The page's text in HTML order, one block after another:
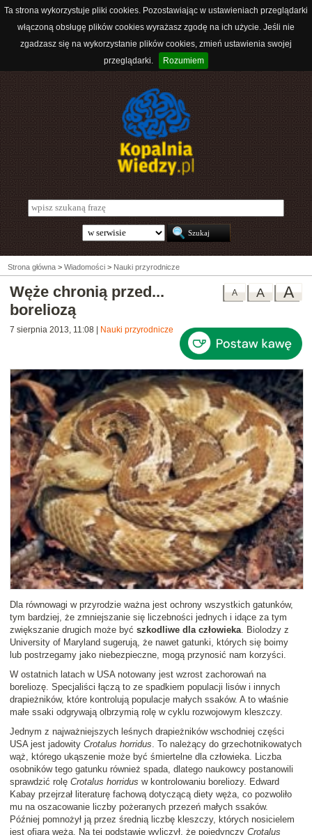
Ta strona wykorzystuje pliki cookies. Pozostawiając w ustawieniach przeglądarki
włączoną obsługę plików cookies wyrażasz zgodę na ich użycie. Jeśli nie
zgadzasz się na wykorzystanie plików cookies, zmień ustawienia swojej
przeglądarki.
Rozumiem
Strona główna > Wiadomości > Nauki przyrodnicze
A
A
A
Węże chronią przed...
boreliozą
7 sierpnia 2013, 11:08 Nauki przyrodnicze
Dla równowagi w przyrodzie ważna jest ochrony wszystkich gatunków,
tym bardziej, że zmniejszanie się liczebności jednych i idące za tym
zwiększanie drugich może być szkodliwe dla człowieka. Biolodzy z
University of Maryland sugerują, że nawet gatunki, których się boimy
lub postrzegamy jako niebezpieczne, mogą przynosić nam korzyści.
W ostatnich latach w USA notowany jest wzrost zachorowań na
boreliozę. Specjaliści łączą to ze spadkiem populacji lisów i innych
drapieżników, które kontrolują populacje małych ssaków. A to właśnie
małe ssaki odgrywają olbrzymią rolę w cyklu rozwojowym kleszczy.
Jednym z najważniejszych leśnych drapieżników wschodniej części
USA jest jadowity Crotalus horridus. To należący do grzechotnikowatych
wąż, którego ukąszenie może być śmiertelne dla człowieka. Liczba
osobników tego gatunku również spada, dlatego naukowcy postanowili
sprawdzić rolę Crotalus horridus w kontrolowaniu boreliozy. Edward
Kabay przejrzał literaturę fachową dotyczącą diety węża, co pozwoliło
mu na oszacowanie liczby pożeranych przezeń małych ssaków.
Później pomnożył ją przez średnią liczbę kleszczy, których nosicielem
jest ofiara węża. Na tej podstawie wyliczył, że pojedynczy Crotalus